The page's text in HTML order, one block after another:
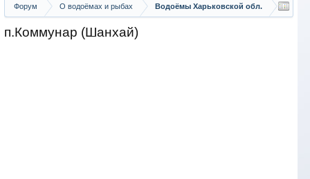
Форум О водоёмах и рыбах Водоёмы Харьковской обл.
п.Коммунар (Шанхай)